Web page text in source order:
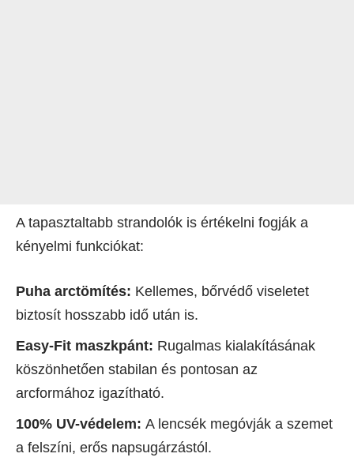
A tapasztaltabb strandolók is értékelni fogják a
kényelmi funkciókat:
Puha arctömítés: Kellemes, bőrvédő viseletet
biztosít hosszabb idő után is.
Easy-Fit maszkpánt: Rugalmas kialakításának
köszönhetően stabilan és pontosan az
arcformához igazítható.
100% UV-védelem: A lencsék megóvják a szemet
a felszíni, erős napsugárzástól.